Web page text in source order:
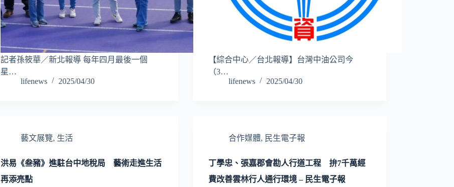
記者孫筱華／新北報導 每年四月最後一個
星…
lifenews
2025/04/30
【綜合中心／台北報導】台灣中油公司今
（3…
lifenews
2025/04/30
藝文展覽, 生活
洪易《叁豬》進駐台中地稅局 藝術走進生活
再添亮點
合作媒體, 民生電子報
丁學忠、張嘉郡會勘人行道工程 拚7千萬經
費改善雲林行人通行環境 – 民生電子報